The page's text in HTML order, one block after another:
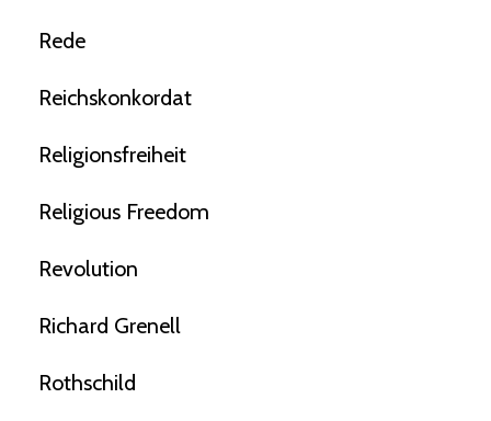
Rede
Reichskonkordat
Religionsfreiheit
Religious Freedom
Revolution
Richard Grenell
Rothschild